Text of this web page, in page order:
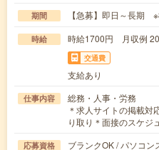
期間 【急募】即日～長期
時給 時給1700円 月収例
交通費
支給あり
仕事内容
総務・人事・労務
＊求人サイトの掲載対
り取り＊面接のスケ
応募資格
ブランクOK / パソコ